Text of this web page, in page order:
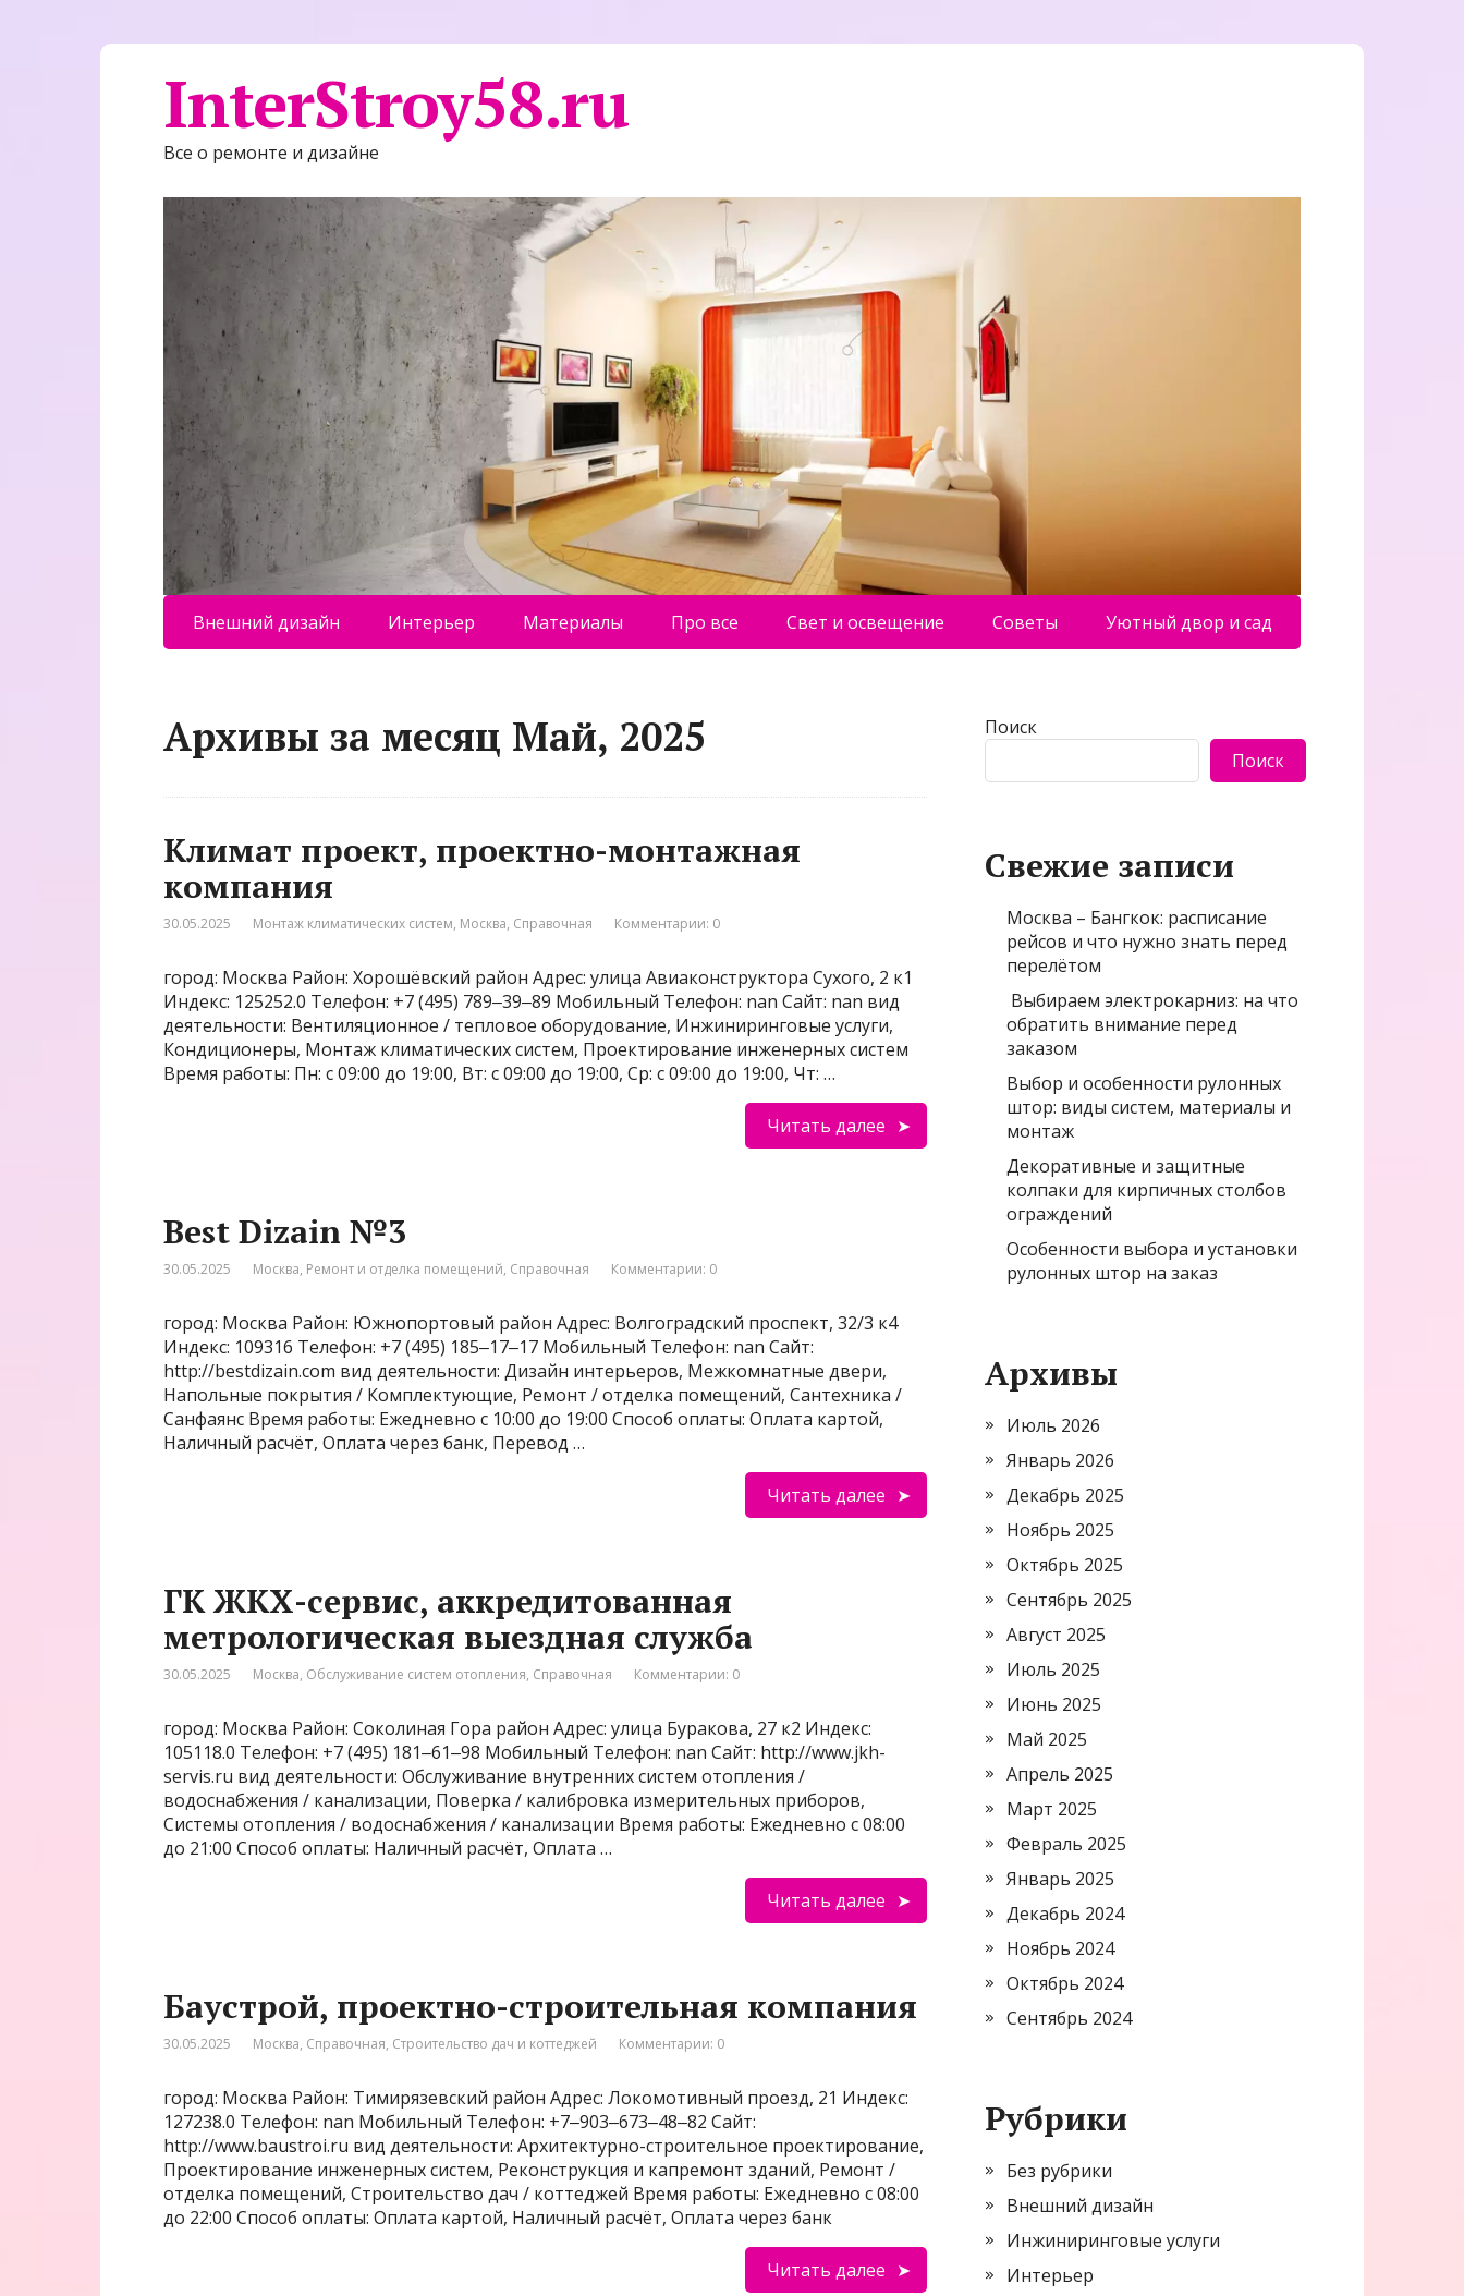
InterStroy58.ru
Все о ремонте и дизайне
Внешний дизайн Интерьер Материалы Про все Свет и освещение Советы Уютный двор и сад
Архивы за месяц Май, 2025
Климат проект, проектно-монтажная
компания
30.05.2025 Монтаж климатических систем, Москва, Справочная Комментарии: 0
город: Москва Район: Хорошёвский район Адрес: улица Авиаконструктора Сухого, 2 к1
Индекс: 125252.0 Телефон: +7 (495) 789‒39‒89 Мобильный Телефон: nan Сайт: nan вид
деятельности: Вентиляционное / тепловое оборудование, Инжиниринговые услуги,
Кондиционеры, Монтаж климатических систем, Проектирование инженерных систем
Время работы: Пн: с 09:00 до 19:00, Вт: с 09:00 до 19:00, Ср: с 09:00 до 19:00, Чт: …
Читать далее
Best Dizain №3
30.05.2025 Москва, Ремонт и отделка помещений, Справочная Комментарии: 0
город: Москва Район: Южнопортовый район Адрес: Волгоградский проспект, 32/3 к4
Индекс: 109316 Телефон: +7 (495) 185‒17‒17 Мобильный Телефон: nan Сайт:
http://bestdizain.com вид деятельности: Дизайн интерьеров, Межкомнатные двери,
Напольные покрытия / Комплектующие, Ремонт / отделка помещений, Сантехника /
Санфаянс Время работы: Ежедневно с 10:00 до 19:00 Способ оплаты: Оплата картой,
Наличный расчёт, Оплата через банк, Перевод …
Читать далее
ГК ЖКХ-сервис, аккредитованная
метрологическая выездная служба
30.05.2025 Москва, Обслуживание систем отопления, Справочная Комментарии: 0
город: Москва Район: Соколиная Гора район Адрес: улица Буракова, 27 к2 Индекс:
105118.0 Телефон: +7 (495) 181‒61‒98 Мобильный Телефон: nan Сайт: http://www.jkh-
servis.ru вид деятельности: Обслуживание внутренних систем отопления /
водоснабжения / канализации, Поверка / калибровка измерительных приборов,
Системы отопления / водоснабжения / канализации Время работы: Ежедневно с 08:00
до 21:00 Способ оплаты: Наличный расчёт, Оплата …
Читать далее
Баустрой, проектно-строительная компания
30.05.2025 Москва, Справочная, Строительство дач и коттеджей Комментарии: 0
город: Москва Район: Тимирязевский район Адрес: Локомотивный проезд, 21 Индекс:
127238.0 Телефон: nan Мобильный Телефон: +7‒903‒673‒48‒82 Сайт:
http://www.baustroi.ru вид деятельности: Архитектурно-строительное проектирование,
Проектирование инженерных систем, Реконструкция и капремонт зданий, Ремонт /
отделка помещений, Строительство дач / коттеджей Время работы: Ежедневно с 08:00
до 22:00 Способ оплаты: Оплата картой, Наличный расчёт, Оплата через банк
Читать далее
Поиск
Поиск
Свежие записи
Москва – Бангкок: расписание
рейсов и что нужно знать перед
перелётом
Выбираем электрокарниз: на что
обратить внимание перед
заказом
Выбор и особенности рулонных
штор: виды систем, материалы и
монтаж
Декоративные и защитные
колпаки для кирпичных столбов
ограждений
Особенности выбора и установки
рулонных штор на заказ
Архивы
Июль 2026
Январь 2026
Декабрь 2025
Ноябрь 2025
Октябрь 2025
Сентябрь 2025
Август 2025
Июль 2025
Июнь 2025
Май 2025
Апрель 2025
Март 2025
Февраль 2025
Январь 2025
Декабрь 2024
Ноябрь 2024
Октябрь 2024
Сентябрь 2024
Рубрики
Без рубрики
Внешний дизайн
Инжиниринговые услуги
Интерьер